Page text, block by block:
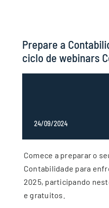
Prepare a
ciclo de webinars
24/09/2024
Comece a preparar o
Contabilidade para
2025, participando
e gratuitos.